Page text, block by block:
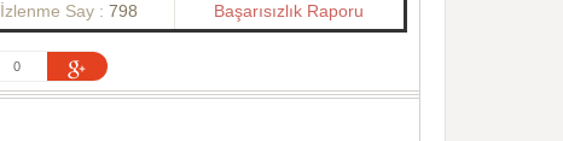
İzlenme Say :798 Başarısızlık Raporu
0